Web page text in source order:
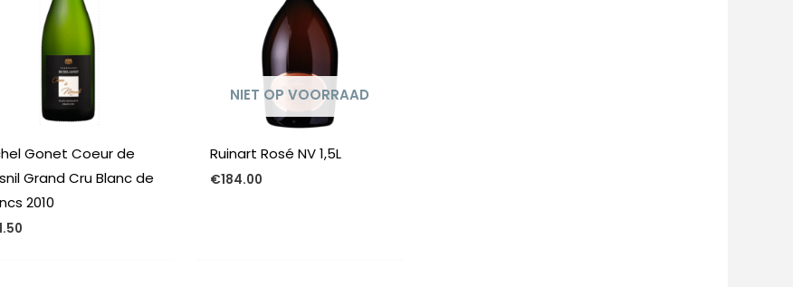
Gonet Coeur de
Grand Cru Blanc de
2010
NIET OP VOORRAAD
Ruinart Rosé NV 1,5L
€184.00